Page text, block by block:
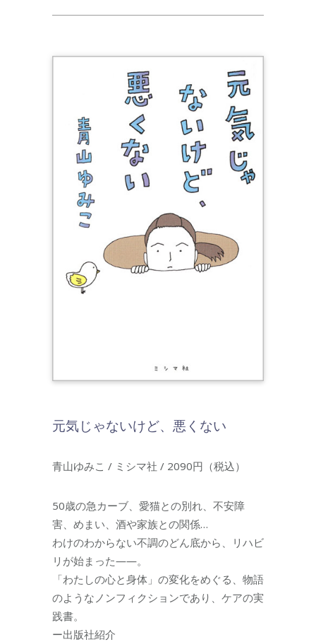
元気じゃないけど、悪くない
青山ゆみこ / ミシマ社 / 2090円（税込）
50歳の急カーブ、愛猫との別れ、不安障
害、めまい、酒や家族との関係…
わけのわからない不調のどん底から、リハビ
リが始まった――。
「わたしの心と身体」の変化をめぐる、物語
のようなノンフィクションであり、ケアの実
践書。
ー出版社紹介